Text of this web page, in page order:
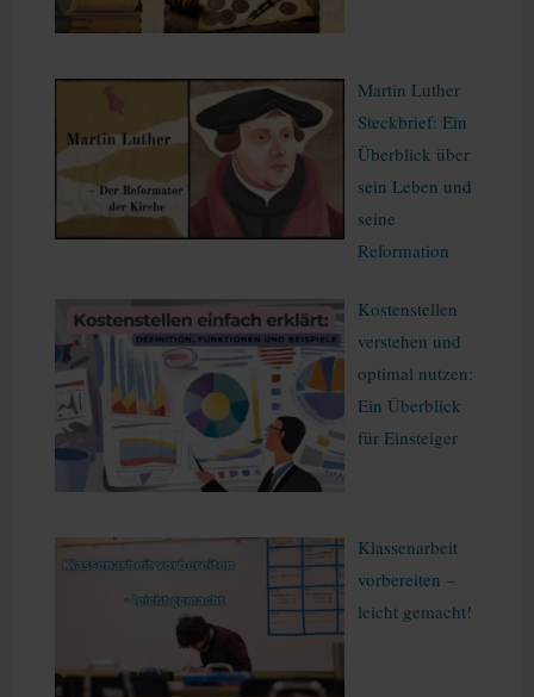
Martin Luther
Steckbrief: Ein
Überblick über
sein Leben und
seine
Reformation
Kostenstellen
verstehen und
optimal nutzen:
Ein Überblick
für Einsteiger
Klassenarbeit
vorbereiten –
leicht gemacht!